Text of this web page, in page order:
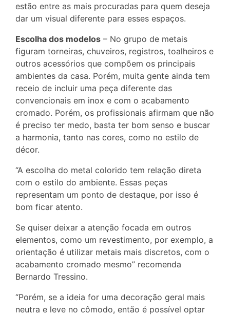
estão entre as mais procuradas para quem deseja
dar um visual diferente para esses espaços.
Escolha dos modelos – No grupo de metais
figuram torneiras, chuveiros, registros, toalheiros e
outros acessórios que compõem os principais
ambientes da casa. Porém, muita gente ainda tem
receio de incluir uma peça diferente das
convencionais em inox e com o acabamento
cromado. Porém, os profissionais afirmam que não
é preciso ter medo, basta ter bom senso e buscar
a harmonia, tanto nas cores, como no estilo de
décor.
“A escolha do metal colorido tem relação direta
com o estilo do ambiente. Essas peças
representam um ponto de destaque, por isso é
bom ficar atento.
Se quiser deixar a atenção focada em outros
elementos, como um revestimento, por exemplo, a
orientação é utilizar metais mais discretos, com o
acabamento cromado mesmo” recomenda
Bernardo Tressino.
“Porém, se a ideia for uma decoração geral mais
neutra e leve no cômodo, então é possível optar